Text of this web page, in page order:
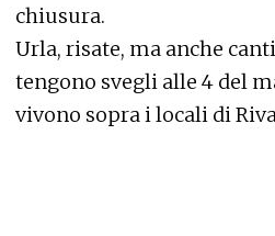
chiusura.
Urla, risate, ma anche
tengono svegli alle 4 del
vivono sopra i locali di